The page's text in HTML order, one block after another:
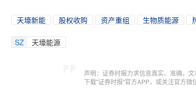
天壕新能 股权收购 资产重组 生物质能源
SZ 天壕能源
声明：证券时报力求信息真实、准确，
下载"证券时报"官方APP，或关注官方微